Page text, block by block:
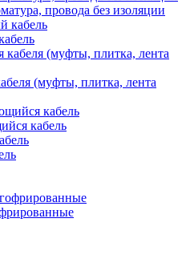
провода без изоляции
(муфты, плитка, лента
кабель